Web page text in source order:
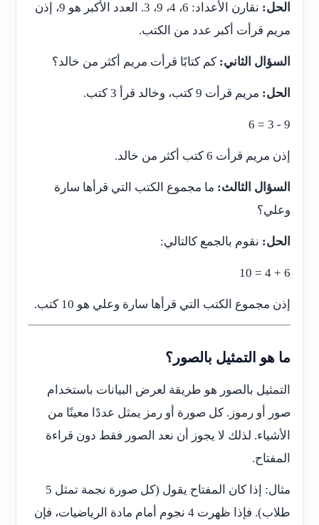
الحل:
نقارن الأعداد: 6، 4، 9، 3. العدد الأكبر هو 9، إذن
مريم قرأت أكبر عدد من الكتب.
السؤال الثاني:كم كتابًا قرأت مريم أكثر من خالد؟
الحل:مريم قرأت 9 كتب، وخالد قرأ 3 كتب.
9 - 3 = 6
إذن مريم قرأت 6 كتب أكثر من خالد.
السؤال الثالث:ما مجموع الكتب التي قرأها سارة
وعلي؟
الحل:نقوم بالجمع كالتالي:
6 + 4 = 10
إذن مجموع الكتب التي قرأها سارة وعلي هو 10 كتب.
ما هو التمثيل بالصور؟
التمثيل بالصور هو طريقة لعرض البيانات باستخدام
صور أو رموز. كل صورة أو رمز يمثل عددًا معينًا من
الأشياء. لذلك لا يجوز أن نعد الصور فقط دون قراءة
المفتاح.
مثال: إذا كان المفتاح يقول (كل صورة نجمة تمثل 5
طلاب). فإذا ظهرت 4 نجوم أمام مادة الرياضيات، فإن